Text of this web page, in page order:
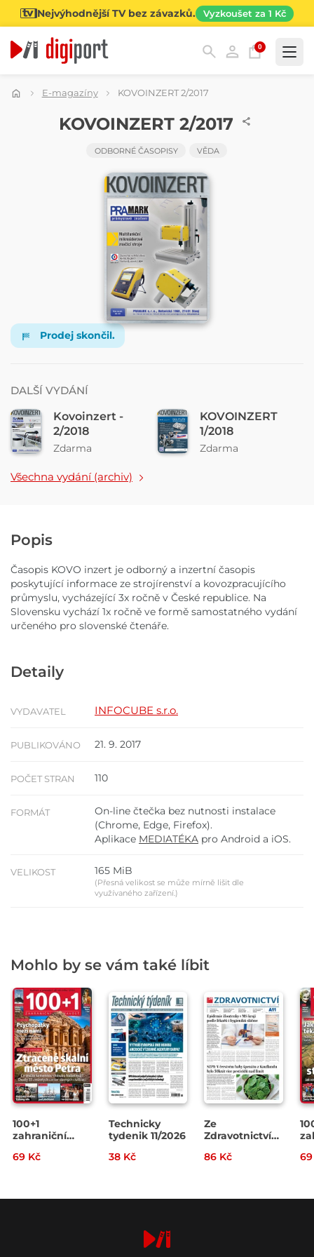
Nejvýhodnější TV bez závazků. Vyzkoušet za 1 Kč
0
Kategorie
E-magazíny KOVOINZERT 2/2017
KOVOINZERT 2/2017
ODBORNÉ ČASOPISY VĚDA
Prodej skončil.
DALŠÍ VYDÁNÍ
Kovoinzert -
2/2018
Zdarma
KOVOINZERT
1/2018
Zdarma
Všechna vydání (archiv)
Popis
Časopis KOVO inzert je odborný a inzertní časopis
poskytující informace ze strojírenství a kovozpracujícího
průmyslu, vycházející 3x ročně v České republice. Na
Slovensku vychází 1x ročně ve formě samostatného vydání
určeného pro slovenské čtenáře.
Detaily
VYDAVATEL INFOCUBE s.r.o.
PUBLIKOVÁNO 21. 9. 2017
POČET STRAN 110
FORMÁT
On-line čtečka bez nutnosti instalace
(Chrome, Edge, Firefox).
Aplikace MEDIATÉKA pro Android a iOS.
VELIKOST 165 MiB
(Přesná velikost se může mírně lišit dle
využívaného zařízení.)
Mohlo by se vám také líbit
100+1
zahraniční
14/2026
69 Kč
Technicky
tydenik 11/2026
38 Kč
Ze
Zdravotnictví
86 Kč